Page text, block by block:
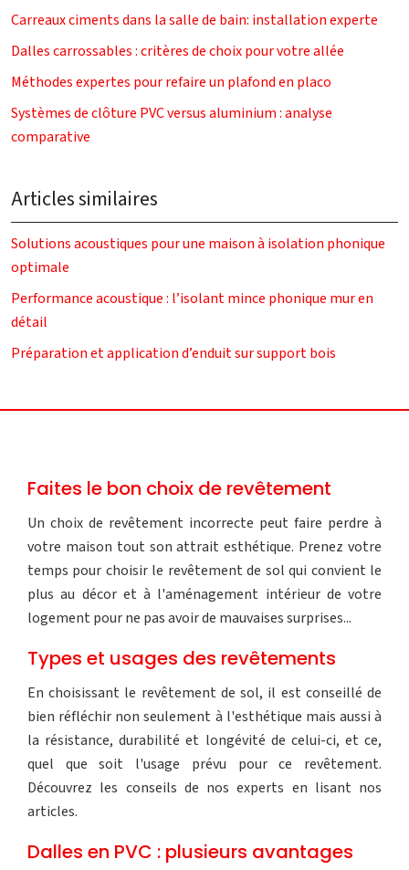
Carreaux ciments dans la salle de bain: installation experte
Dalles carrossables : critères de choix pour votre allée
Méthodes expertes pour refaire un plafond en placo
Systèmes de clôture PVC versus aluminium : analyse
comparative
Articles similaires
Solutions acoustiques pour une maison à isolation phonique
optimale
Performance acoustique : l’isolant mince phonique mur en
détail
Préparation et application d’enduit sur support bois
Faites le bon choix de revêtement
Un choix de revêtement incorrecte peut faire perdre à
votre maison tout son attrait esthétique. Prenez votre
temps pour choisir le revêtement de sol qui convient le
plus au décor et à l'aménagement intérieur de votre
logement pour ne pas avoir de mauvaises surprises...
Types et usages des revêtements
En choisissant le revêtement de sol, il est conseillé de
bien réfléchir non seulement à l'esthétique mais aussi à
la résistance, durabilité et longévité de celui-ci, et ce,
quel que soit l'usage prévu pour ce revêtement.
Découvrez les conseils de nos experts en lisant nos
articles.
Dalles en PVC : plusieurs avantages